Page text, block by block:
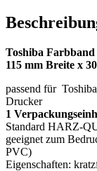
Toshiba Farbband
115 mm Breite x
passend für
Drucker
1
Standard HARZ-
geeignet zum
PVC)
Eigenschaften: